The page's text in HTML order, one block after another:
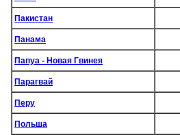
Пакистан
Панама
Папуа - Новая Гвинея
Парагвай
Перу
Польша